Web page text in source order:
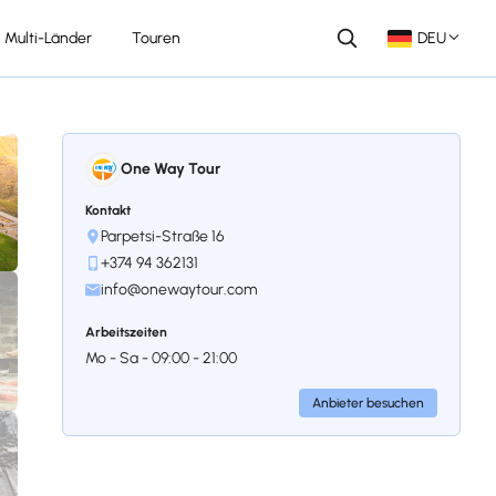
Multi-Länder Touren DEU
One Way Tour
Kontakt
Parpetsi-Straße 16
+374 94 362131
info@onewaytour.com
Arbeitszeiten
Mo - Sa - 09:00 - 21:00
Anbieter besuchen